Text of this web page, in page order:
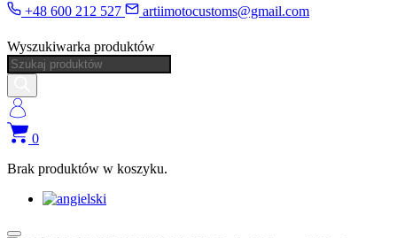
+48 600 212 527 artiimotocustoms@gmail.com
Wyszukiwarka produktów
0
Brak produktów w koszyku.